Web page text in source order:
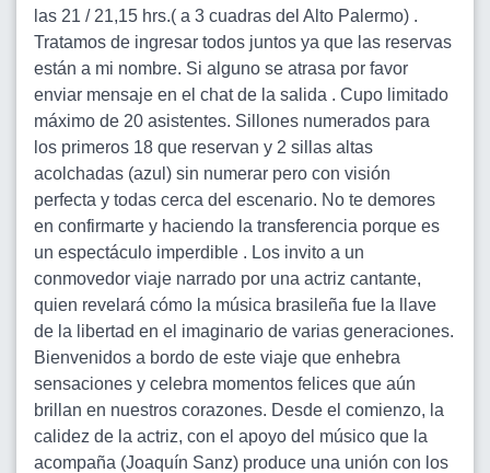
las 21 / 21,15 hrs.( a 3 cuadras del Alto Palermo) .
Tratamos de ingresar todos juntos ya que las reservas
están a mi nombre. Si alguno se atrasa por favor
enviar mensaje en el chat de la salida . Cupo limitado
máximo de 20 asistentes. Sillones numerados para
los primeros 18 que reservan y 2 sillas altas
acolchadas (azul) sin numerar pero con visión
perfecta y todas cerca del escenario. No te demores
en confirmarte y haciendo la transferencia porque es
un espectáculo imperdible . Los invito a un
conmovedor viaje narrado por una actriz cantante,
quien revelará cómo la música brasileña fue la llave
de la libertad en el imaginario de varias generaciones.
Bienvenidos a bordo de este viaje que enhebra
sensaciones y celebra momentos felices que aún
brillan en nuestros corazones. Desde el comienzo, la
calidez de la actriz, con el apoyo del músico que la
acompaña (Joaquín Sanz) produce una unión con los